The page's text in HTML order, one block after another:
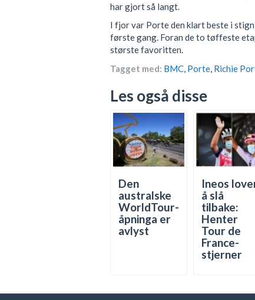
har gjort så langt.
I fjor var Porte den klart beste i
første gang. Foran de to tøffeste
største favoritten.
Tagget med: BMC, Porte, Richie
Les også disse
Den
australske
WorldTour-
åpninga er
avlyst
Ineos
å slå
tilbake:
Henter
Tour de
France-
stjerner